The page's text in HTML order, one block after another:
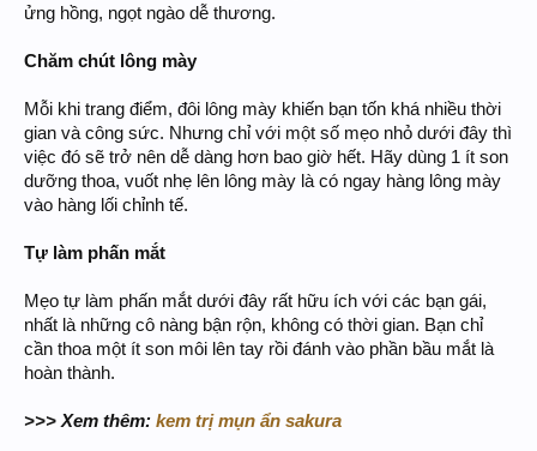
ửng hồng, ngọt ngào dễ thương.
Chăm chút lông mày
Mỗi khi trang điểm, đôi lông mày khiến bạn tốn khá nhiều thời
gian và công sức. Nhưng chỉ với một số mẹo nhỏ dưới đây thì
việc đó sẽ trở nên dễ dàng hơn bao giờ hết. Hãy dùng 1 ít son
dưỡng thoa, vuốt nhẹ lên lông mày là có ngay hàng lông mày
vào hàng lối chỉnh tế.
Tự làm phấn mắt
Mẹo tự làm phấn mắt dưới đây rất hữu ích với các bạn gái,
nhất là những cô nàng bận rộn, không có thời gian. Bạn chỉ
cần thoa một ít son môi lên tay rồi đánh vào phần bầu mắt là
hoàn thành.
>>> Xem thêm: kem trị mụn ẩn sakura